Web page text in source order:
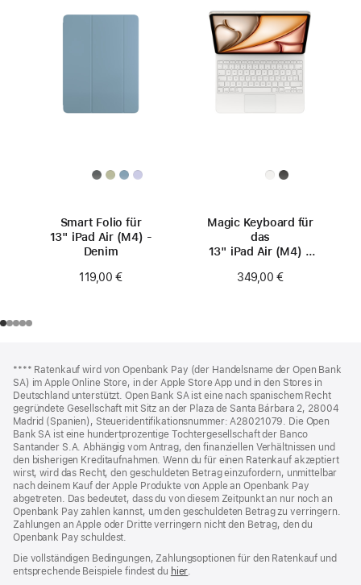
Smart Folio für
13" iPad Air (M4) -
Denim
119,00 €
Magic Keyboard für
das
13" iPad Air (M4) –
349,00 €
Fußnote
**** Ratenkauf wird von Openbank Pay (der Handelsname der Open Bank
SA) im Apple Online Store, in der Apple Store App und in den Stores in
Deutschland unterstützt. Open Bank SA ist eine nach spanischem Recht
gegründete Gesellschaft mit Sitz an der Plaza de Santa Bárbara 2, 28004
Madrid (Spanien), Steueridentifikationsnummer: A28021079. Die Open
Bank SA ist eine hundertprozentige Tochtergesellschaft der Banco
Santander S.A. Abhängig vom Antrag, den finanziellen Verhältnissen und
den bisherigen Kreditaufnahmen. Wenn du für einen Ratenkauf akzeptiert
wirst, wird das Recht, den geschuldeten Betrag einzufordern, unmittelbar
nach deinem Kauf der Apple Produkte von Apple an Openbank Pay
abgetreten. Das bedeutet, dass du von diesem Zeitpunkt an nur noch an
Openbank Pay zahlen kannst, um den geschuldeten Betrag zu verringern.
Zahlungen an Apple oder Dritte verringern nicht den Betrag, den du
Openbank Pay schuldest.
Die vollständigen Bedingungen, Zahlungsoptionen für den Ratenkauf und
entsprechende Beispiele findest du hier(Öffnet
.